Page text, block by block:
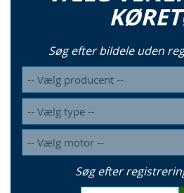
Søg efter bildele uden
Søg efter